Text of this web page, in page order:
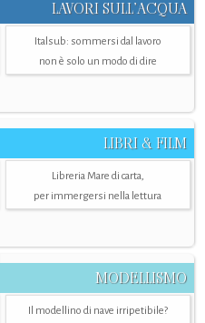
LAVORI SULL’ACQUA
Italsub: sommersi dal lavoro
non è solo un modo di dire
LIBRI & FILM
Libreria Mare di carta,
per immergersi nella lettura
MODELLISMO
Il modellino di nave irripetibile?